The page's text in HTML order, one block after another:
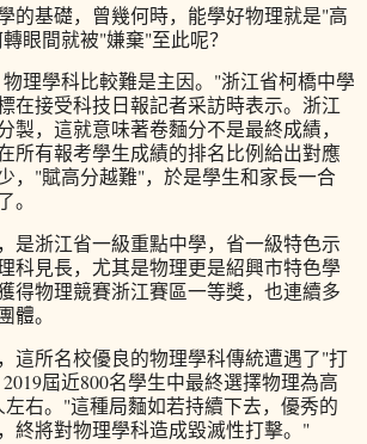
的基礎，曾幾何時，能學好物理就是"高
眼間就被"嫌棄"至此呢？
理學科比較難是主因。"浙江省柯橋中學
在接受科技日報記者采訪時表示。浙江
製，這就意味著卷麵分不是最終成績，
所有報考學生成績的排名比例給出對應
，"賦高分越難"，於是學生和家長一合
。
是浙江省一級重點中學，省一級特色示
科見長，尤其是物理更是紹興市特色學
得物理競賽浙江賽區一等獎，也連續多
體。
這所名校優良的物理學科傳統遭遇了"打
屆近800名學生中最終選擇物理為高
右。"這種局麵如若持續下去，優秀的
終將對物理學科造成毀滅性打擊。"